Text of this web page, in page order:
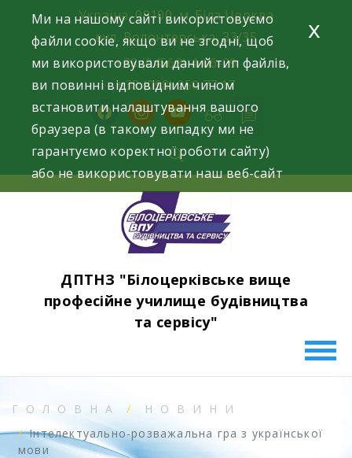
content
Україна, 09100, м. Біла Церква
вул. Волонтерська, 33/35
+38 (04563) 4-06-29
+38 (098) 250 77 17
facebookinstagramyoutube
ДПТНЗ "Білоцерківське вище
професійне училище будівництва
та сервісу"
ГОЛОВНА
НОВИНИ
Інтелектуально-розважальна гра з української
мови
Ми на нашому сайті використовуємо
файли cookie, якщо ви не згодні, щоб
ми використовували даний тип файлів,
ви повинні відповідним чином
встановити налаштування вашого
браузера (в такому випадку ми не
гарантуємо коректної роботи сайту)
або не використовувати наш веб-сайт
x